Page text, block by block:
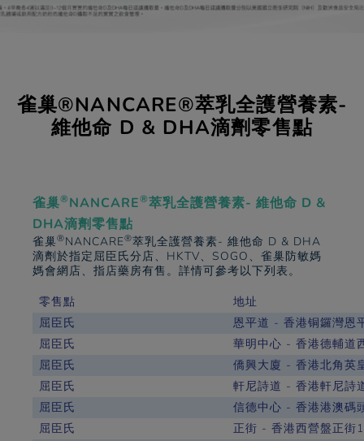
雀巢®NANCARE®萃乳全護營養素-
維他命 D & DHA滴劑零售點
雀巢®NANCARE®萃乳全護營養素- 維他命 D &
DHA滴劑零售點
雀巢®NANCARE®萃乳全護營養素- 維他命 D & DHA
滴劑於指定屈臣氏分店、HKTV、SOGO、雀巢防敏媽
媽會網店、指店藥房有售。詳情可參考以下列表。
零售點
地址
屈臣氏
恩平道 - 香港铜鑼灣恩
屈臣氏
華明中心 - 香港德輔道
屈臣氏
僑興大廈 - 香港北角英
屈臣氏
軒尼詩道 - 香港軒尼詩
屈臣氏
信德中心 - 香港港澳碼
屈臣氏
正街 - 香港西營盤正街